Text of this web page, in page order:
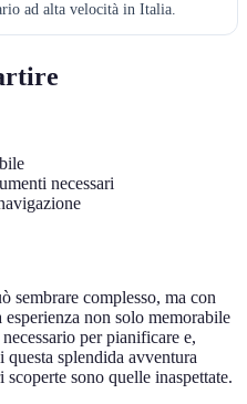
ad alta velocità in Italia.
necessari
sembrare complesso, ma con
non solo memorabile
per pianificare e,
splendida avventura
sono quelle inaspettate.